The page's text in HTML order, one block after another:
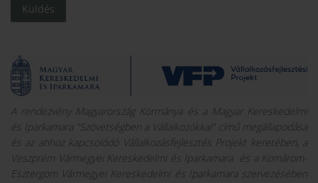
Küldés
A rendezvény Magyarország Kormánya és a Magyar Kereskedelmi
és Iparkamara "Szövetségben a Vállalkozókkal" című megállapodása
és az ahhoz kapcsolódó Vállalkozásfejlesztés Projekt keretében, a
Veszprém Vármegyei Kereskedelmi és Iparkamara és a Komárom-
Esztergom Vármegyei Kereskedelmi és Iparkamara szervezésében